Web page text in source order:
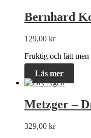
Bernhard
129,00 kr
Fruktig och lätt
Läs mer
Metzger –
329,00 kr